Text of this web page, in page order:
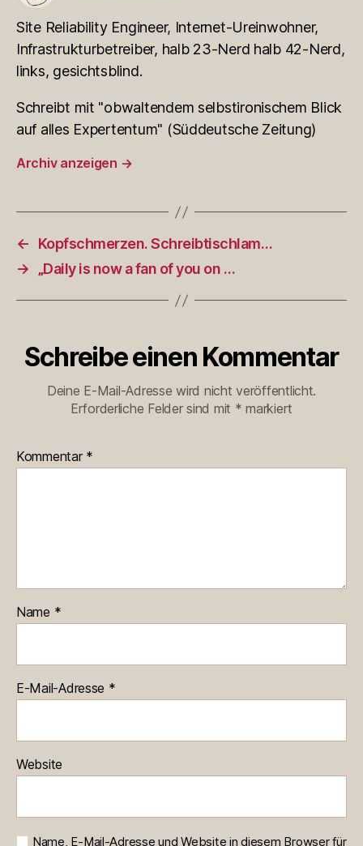
Site Reliability Engineer, Internet-Ureinwohner,
Infrastrukturbetreiber, halb 23-Nerd halb 42-Nerd,
links, gesichtsblind.
Schreibt mit "obwaltendem selbstironischem Blick
auf alles Expertentum" (Süddeutsche Zeitung)
Archiv anzeigen →
←
Kopfschmerzen. Schreibtischlam…
→
„Daily is now a fan of you on …
Schreibe einen Kommentar
Deine E-Mail-Adresse wird nicht veröffentlicht.
Erforderliche Felder sind mit * markiert
Kommentar *
Name *
E-Mail-Adresse *
Website
Name, E-Mail-Adresse und Website in diesem Browser für